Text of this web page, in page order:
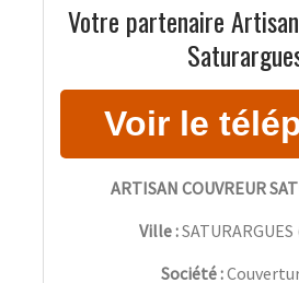
Votre partenaire
ARTISAN COUVREUR
Ville :SATURARGUES
Société :